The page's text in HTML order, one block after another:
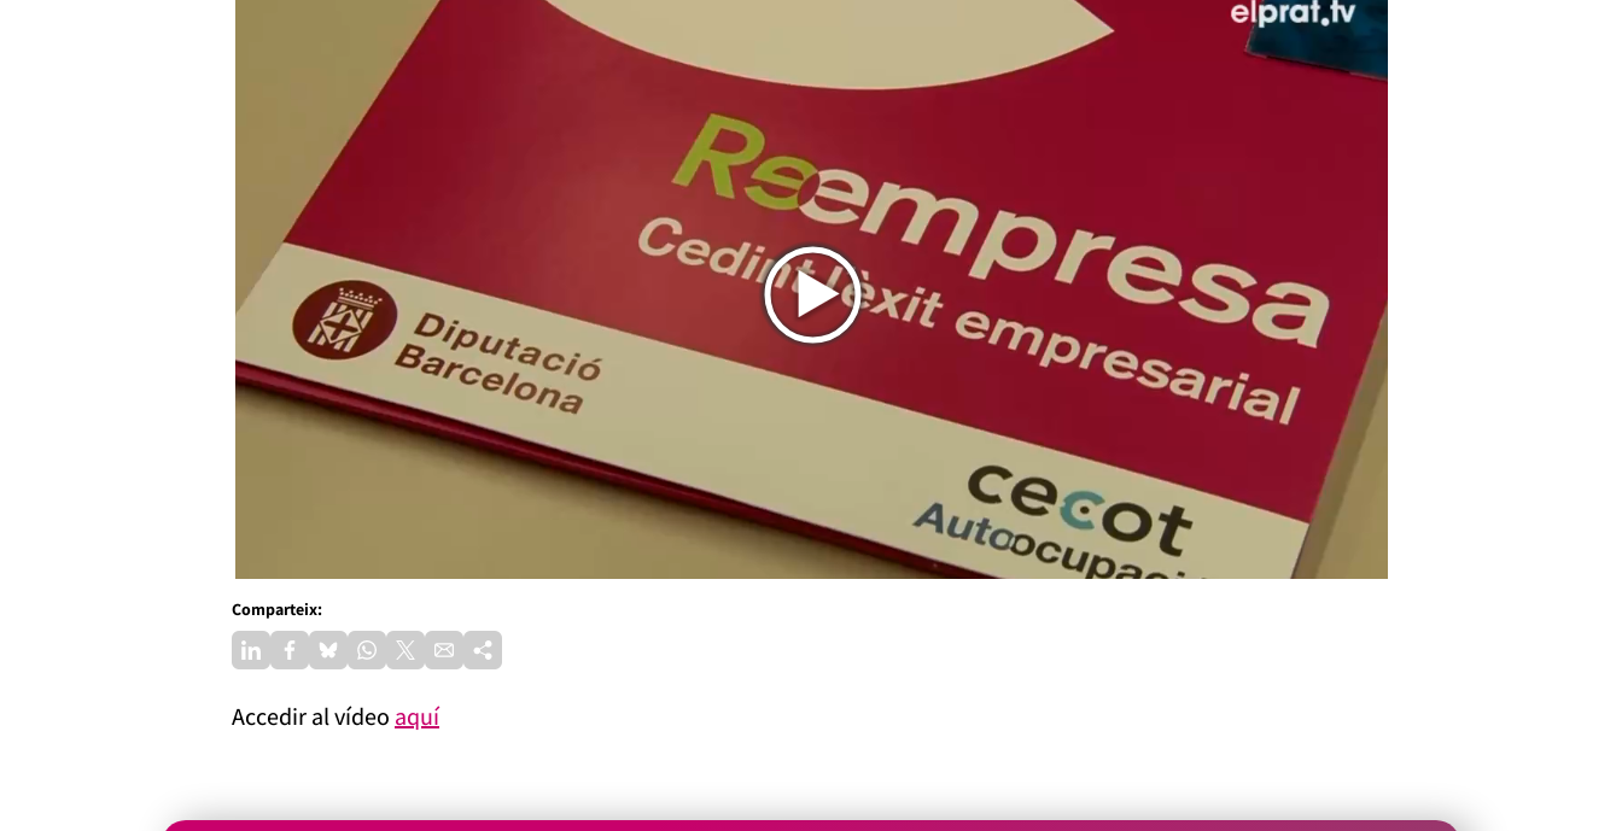
Comparteix:
Accedir al vídeo aquí